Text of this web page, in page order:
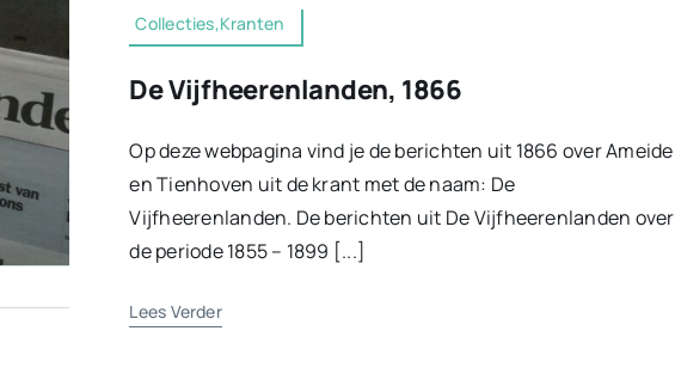
Collecties,Kranten
De Vijfheerenlanden, 1866
Op deze webpagina vind je de berichten uit 1866 over Ameide
en Tienhoven uit de krant met de naam: De
Vijfheerenlanden. De berichten uit De Vijfheerenlanden over
de periode 1855 – 1899 [...]
Lees Verder